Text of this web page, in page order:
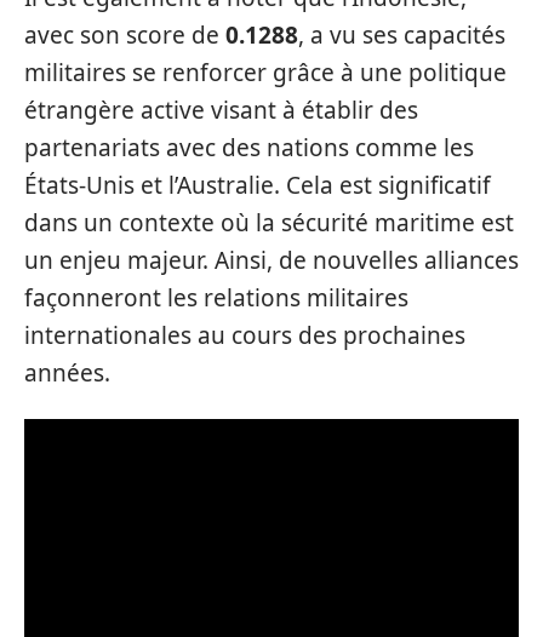
avec son score de 0.1288, a vu ses capacités
militaires se renforcer grâce à une politique
étrangère active visant à établir des
partenariats avec des nations comme les
États-Unis et l’Australie. Cela est significatif
dans un contexte où la sécurité maritime est
un enjeu majeur. Ainsi, de nouvelles alliances
façonneront les relations militaires
internationales au cours des prochaines
années.